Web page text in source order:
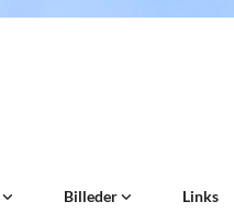
Billeder Links